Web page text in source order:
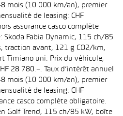
mois (10 000 km/an), premier
de leasing: CHF
assurance casco complète
Skoda Fabia Dynamic, 115 ch/85
traction avant, 121 g CO2/km,
Timiano uni. Prix du véhicule,
28 780.–. Taux d’intérêt annuel
mois (10 000 km/an), premier
de leasing: CHF
casco complète obligatoire.
Golf Trend, 115 ch/85 kW, boîte